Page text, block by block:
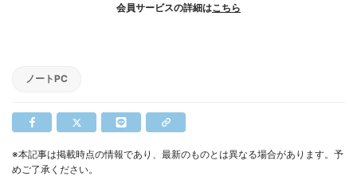
会員サービスの詳細はこちら
ノートPC
※本記事は掲載時点の情報であり、最新のものとは異なる場合があります。予
めご了承ください。